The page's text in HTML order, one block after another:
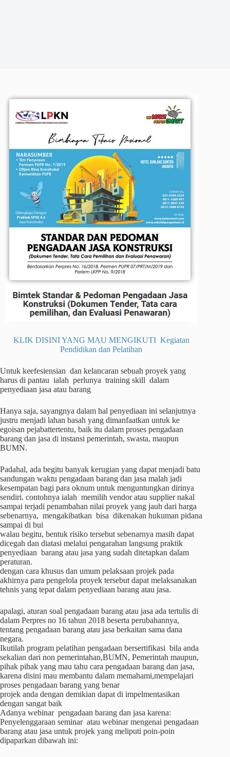
KLIK DISINI YANG MAU MENGIKUTI Kegiatan
Pendidikan dan Pelatihan
Untuk keefesiensian dan kelancaran sebuah proyek yang
harus di pantau ialah perlunya training skill dalam
penyediaan jasa atau barang
Hanya saja, sayangnya dalam hal penyediaan ini selanjutnya
justru menjadi lahan basah yang dimanfaatkan untuk ke
egoisan pejabattertentu, baik itu dalam proses pengadaan
barang dan jasa di instansi pemerintah, swasta, maupun
BUMN.
Padahal, ada begitu banyak kerugian yang dapat menjadi batu
sandungan waktu pengadaan barang dan jasa malah jadi
kesempatan bagi para oknum untuk menguntungkan dirinya
sendiri. contohnya ialah memilih vendor atau supplier nakal
sampai terjadi penambahan nilai proyek yang jauh dari harga
sebenarnya, mengakibatkan bisa dikenakan hukuman pidana
sampai di bui
walau begitu, bentuk risiko tersebut sebenarnya masih dapat
dicegah dan diatasi melalui pengarahan langsung praktik
penyediaan barang atau jasa yang sudah ditetapkan dalam
peraturan.
dengan cara khusus dan umum pelaksaan projek pada
akhirnya para pengelola proyek tersebut dapat melaksanakan
tehnis yang tepat dalam penyediaan barang atau jasa.
apalagi, aturan soal pengadaan barang atau jasa ada tertulis di
dalam Perpres no 16 tahun 2018 beserta perubahannya,
tentang pengadaan barang atau jasa berkaitan sama dana
negara.
Ikutilah program pelatihan pengadaan bersertifikasi bila anda
sekalian dari non pemerintahan,BUMN, Pemerintah maupun,
pihak pihak yang mau tahu cara pengadaan barang dan jasa,
karena disini mau membantu dalam memahami,mempelajari
proses pengadaan barang yang benar
projek anda dengan demikian dapat di impelmentasikan
dengan sangat baik
Adanya webinar pengadaan barang dan jasa karena:
Penyelenggaraan seminar atau webinar mengenai pengadaan
barang atau jasa untuk projek yang meliputi poin-poin
dipaparkan dibawah ini: